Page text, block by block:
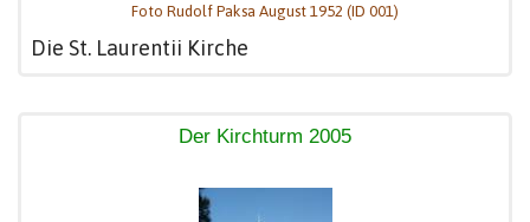
Foto Rudolf Paksa August 1952 (ID 001)
Die St. Laurentii Kirche
Der Kirchturm 2005